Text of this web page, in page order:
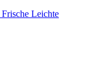
Frische Leichte